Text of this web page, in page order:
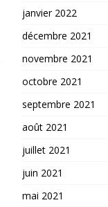
janvier 2022
décembre 2021
novembre 2021
octobre 2021
septembre 2021
août 2021
juillet 2021
juin 2021
mai 2021